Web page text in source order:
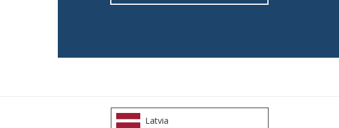
Latvia